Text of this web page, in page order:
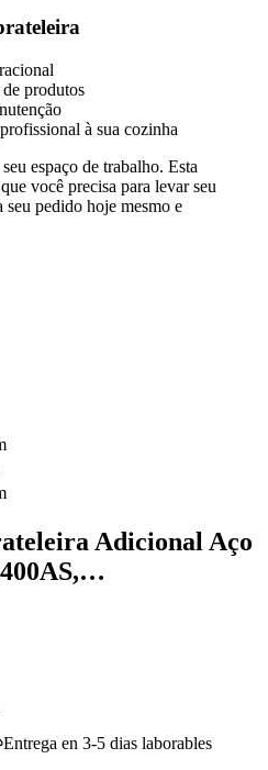
produtos
à sua cozinha
espaço de trabalho. Esta
você precisa para levar seu
pedido hoje mesmo e
Adicional Aço
Entrega en 3-5 dias laborables